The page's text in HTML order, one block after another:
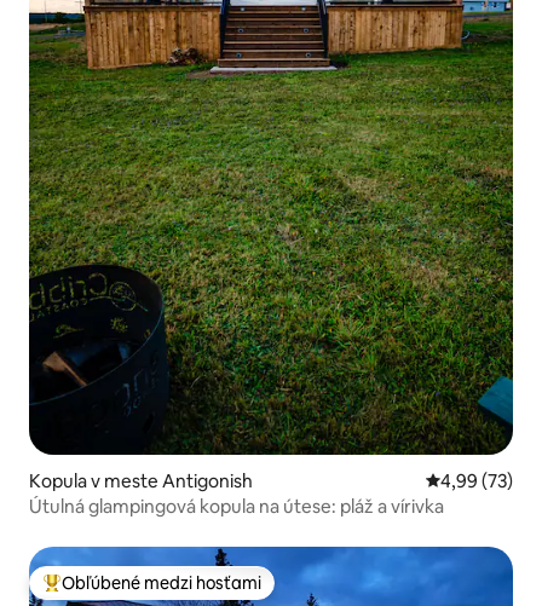
Kopula v meste Antigonish Priemerné
4,99 (73)
Útulná glampingová kopula na útese: pláž a vírivka
Najobľúbenejšie medzi hosťami
Obľúbené medzi hosťami